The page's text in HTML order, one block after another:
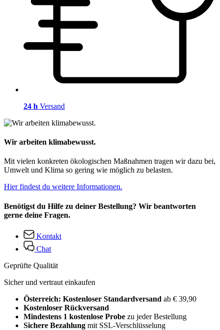
24 h Versand
Wir arbeiten klimabewusst.
Mit vielen konkreten ökologischen Maßnahmen tragen wir dazu bei,
Umwelt und Klima so gering wie möglich zu belasten.
Hier findest du weitere Informationen.
Benötigst du Hilfe zu deiner Bestellung? Wir beantworten
gerne deine Fragen.
Kontakt
Chat
Geprüfte Qualität
Sicher und vertraut einkaufen
Österreich: Kostenloser Standardversand ab € 39,90
Kostenloser Rückversand
Mindestens 1 kostenlose Probe zu jeder Bestellung
Sichere Bezahlung mit SSL-Verschlüsselung